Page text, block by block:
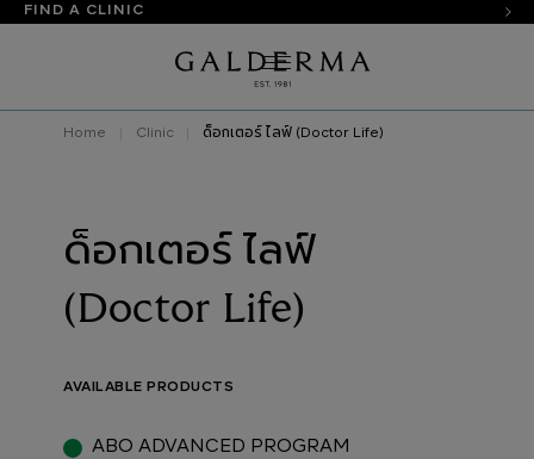
FIND A CLINIC
Home Clinic ด็อกเตอร์ ไลฟ์ (Doctor Life)
ด็อกเตอร์ ไลฟ์
(Doctor Life)
AVAILABLE PRODUCTS
ABO ADVANCED PROGRAM